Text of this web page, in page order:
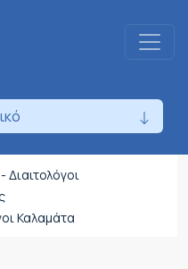
Διαιτολόγοι
Καλαμάτα